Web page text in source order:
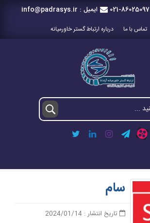
021-86025097 ایمیل : info@padrasys.ir
تماس با ما درباره ارتباط گستر خاورمیانه
سام
تاریخ انتشار : 2024/01/14